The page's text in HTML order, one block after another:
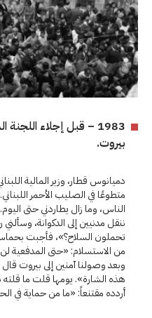
1983 – قبل إجلاء
بيروت.
متطوعًا في الصليب الأحمر
الناس، وما زال يطاردني حتى
ننقل مدنيين إلى الدكوانة،
تحملون السلاح؟»، فأجبت
من الاستسلام: «حتى المدفعية
وبعد وصولنا آمنين إلى بيروت
هذه الشارة». يومها قلت ما قلته
أردده مقتنعاً: «ما من حماية في